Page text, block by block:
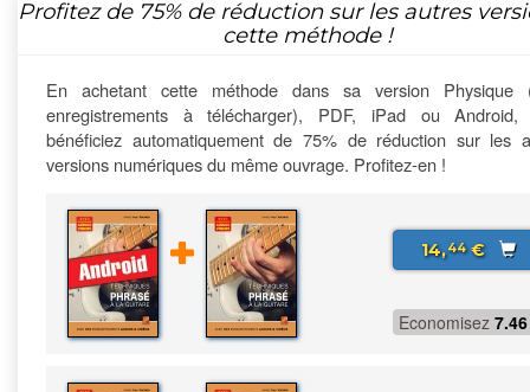
Profitez de 75%de réduction sur les autres
cette méthode !
En achetant cette méthode dans sa version Physique
enregistrements à télécharger), PDF, iPad ou Android,
bénéficiez automatiquement de 75% de réduction sur les
versions numériques du même ouvrage. Profitez-en !
14,44€
Economisez 7.46